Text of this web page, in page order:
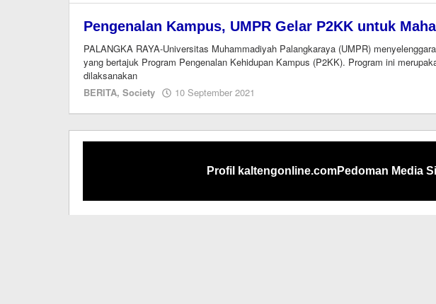
Pengenalan Kampus, UMPR Gelar P2KK untuk
PALANGKA RAYA-Universitas Muhammadiyah Palangkaraya (UMPR)
yang bertajuk Program Pengenalan Kehidupan Kampus (P2KK). Program ini
dilaksanakan
BERITA, Society 10 September 2021
Profil kaltengonline.comPedoman Media